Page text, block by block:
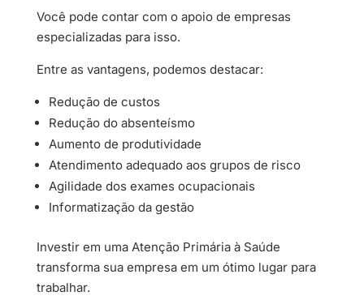
Você pode contar com o apoio de empresas
especializadas para isso.
Entre as vantagens, podemos destacar:
Redução de custos
Redução do absenteísmo
Aumento de produtividade
Atendimento adequado aos grupos de risco
Agilidade dos exames ocupacionais
Informatização da gestão
Investir em uma Atenção Primária à Saúde
transforma sua empresa em um ótimo lugar para
trabalhar.